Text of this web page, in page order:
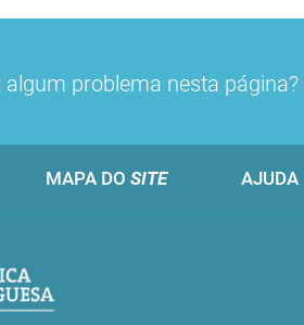
algum problema nesta página?
MAPA DO SITE AJUDA